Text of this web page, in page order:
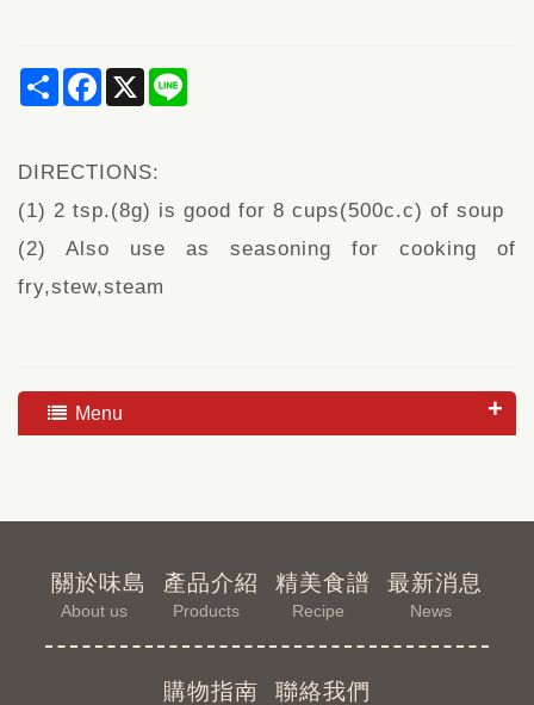
Share Facebook
X
DIRECTIONS:
(1) 2 tsp.(8g) is good for 8 cups(500c.c) of soup
(2) Also use as seasoning for cooking of
fry,stew,steam
Menu
關於味島
About us
產品介紹
Products
精美食譜
Recipe
最新消息
News
購物指南 聯絡我們